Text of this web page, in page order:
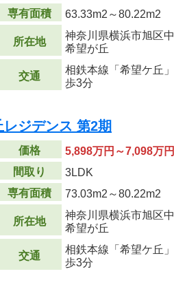
専有面積
63.33m2 ～80.22m2
所在地
神奈川県横浜市旭区中
希望が丘
交通
相鉄本線「希望ケ丘」
歩3分
ジデンス 第2期
価格
5,898万円～7,098万円
間取り
3LDK
専有面積
73.03m2 ～80.22m2
所在地
神奈川県横浜市旭区中
希望が丘
交通
相鉄本線「希望ケ丘」
歩3分